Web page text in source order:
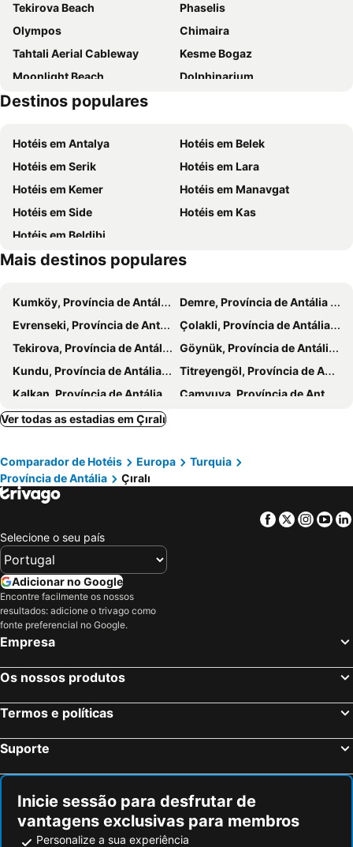
Fun & Sun Club Saphire
Fun Sun Smart Lurea Beach
Hotel Camyuva Beach
ÇAMYUVA LUNA HOTEL
Anita Blue Sky
Turkuaz Bungalows
Sunset Boutique Hotel & Apartments
Olympos Tatilya Pansiyon
Bayrams Tree Houses
Kiriş Banana Suit
Lukkies Lodge Cirali
Olympos Yavuz Hotel
Aida Hotel
Villa Zeytin
Caretta Caretta Pension
Likya Evleri Olympos
Lycia Nature House
Mövenpick Resort Tekirova
Club Akman Beach
Tekirova Dora Butik Otel
Lucida Beach Hotel - Ultra All Inclusive
White Lilyum Hotel
Hotel Stella
Deja Vu
Ares City Hotel
Miarosa Kemer Beach
Şah inn Paradise Tatil Köyü
Hotel Seker Resort
Twins
Tekirova Beach
Phaselis
Olympos
Chimaira
Tahtali Aerial Cableway
Kesme Bogaz
Moonlight Beach
Dolphinarium
Kemer Limani
Destinos populares
Hotéis em Antalya
Hotéis em Belek
Hotéis em Serik
Hotéis em Lara
Hotéis em Kemer
Hotéis em Manavgat
Hotéis em Side
Hotéis em Kas
Hotéis em Beldibi
Mais destinos populares
Kumköy, Província de Antália Hotéis
Demre, Província de Antália Hotéis
Evrenseki, Província de Antália Hotéis
Çolakli, Província de Antália Hotéis
Tekirova, Província de Antália Hotéis
Göynük, Província de Antália Hotéis
Kundu, Província de Antália Hotéis
Titreyengöl, Província de Antália Hotéis
Kalkan, Província de Antália Hotéis
Camyuva, Província de Antália Hotéis
Konyaaltı, Província de Antália Hotéis
Gündogdu, Província de Antália Hotéis
Antalya, Província de Antália Hotéis
Belek, Província de Antália Hotéis
Serik, Província de Antália Hotéis
Lara, Província de Antália Hotéis
Manavgat, Província de Antália Hotéis
Side, Província de Antália Hotéis
Avsallar, Província de Antália Hotéis
Istambul, Província de Istambul Hotéis
Alanya, Província de Antália Hotéis
Alaçatı, Província de Izmir Hotéis
Ver todas as estadias em Çıralı
Comparador de Hotéis Europa
Turquia
Província de Antália
Çıralı
Facebook
Twitter
Selecione o seu país
Adicionar no Google
Encontre facilmente os nossos
resultados: adicione o trivago como
fonte preferencial no Google.
Empresa
Os nossos produtos
Termos e políticas
Suporte
Inicie sessão para desfrutar de
vantagens exclusivas para membros
Personalize a sua experiência